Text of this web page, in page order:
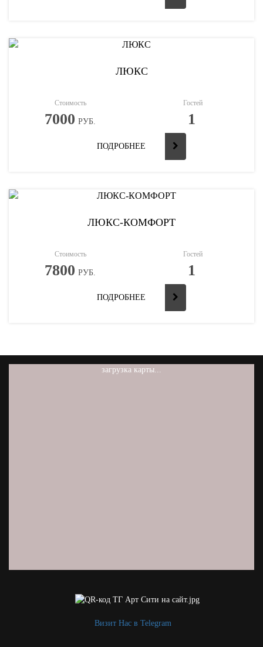
ЛЮКС
Стоимость
7000 РУБ.
Гостей
1
ПОДРОБНЕЕ
ЛЮКС-КОМФОРТ
Стоимость
7800 РУБ.
Гостей
1
ПОДРОБНЕЕ
загрузка карты...
Визит Нас в Telegram